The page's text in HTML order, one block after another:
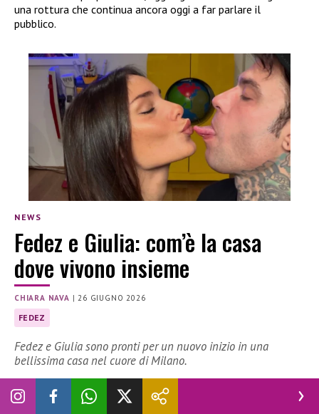
una rottura che continua ancora oggi a far parlare il
pubblico.
NEWS
Fedez e Giulia: com’è la casa
dove vivono insieme
CHIARA NAVA |26 GIUGNO 2026
FEDEZ
Fedez e Giulia sono pronti per un nuovo inizio in una
bellissima casa nel cuore di Milano.
Dove vivono Fedez e Giulia Honegger? La coppia ha scelto
una casa bellissima a pochi passi dal centro storico di Milano.